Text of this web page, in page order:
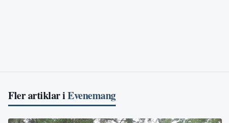
Fler artiklar iEvenemang